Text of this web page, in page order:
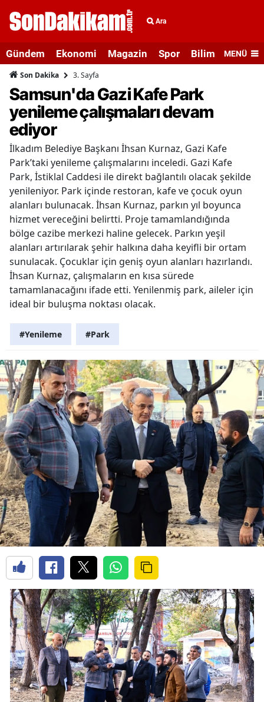
Ara
Gündem Ekonomi Magazin Spor Bilim veMENÜ
Son Dakika 3. Sayfa
Samsun'da Gazi Kafe Park
yenileme çalışmaları devam
ediyor
İlkadım Belediye Başkanı İhsan Kurnaz, Gazi Kafe
Park’taki yenileme çalışmalarını inceledi. Gazi Kafe
Park, İstiklal Caddesi ile direkt bağlantılı olacak şekilde
yenileniyor. Park içinde restoran, kafe ve çocuk oyun
alanları bulunacak. İhsan Kurnaz, parkın yıl boyunca
hizmet vereceğini belirtti. Proje tamamlandığında
bölge cazibe merkezi haline gelecek. Parkın yeşil
alanları artırılarak şehir halkına daha keyifli bir ortam
sunulacak. Çocuklar için geniş oyun alanları hazırlandı.
İhsan Kurnaz, çalışmaların en kısa sürede
tamamlanacağını ifade etti. Yenilenmiş park, aileler için
ideal bir buluşma noktası olacak.
#Yenileme #Park